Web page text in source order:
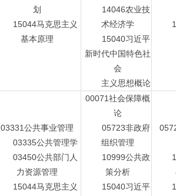
划
15044马克思主义
基本原理
14046农业技
术经济学
15040习近平
新时代中国特色社
会
主义思想概论
03331公共事业管理
03335公共管理学
03450公共部门人
力资源管理
15044马克思主义
00071社会保障概
论
05723非政府
组织管理
10999公共政
策分析
15040习近平